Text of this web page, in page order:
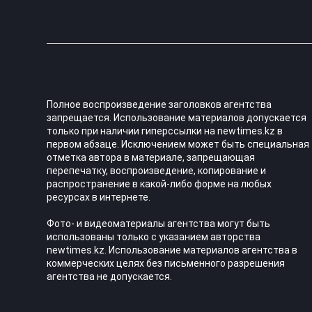
Полное воспроизведение заголовков агентства
запрещается. Использование материалов допускается
только при наличии гиперссылки на newtimes.kz в
первом абзаце. Исключением может быть специальная
отметка автора в материале, запрещающая
перепечатку, воспроизведение, копирование и
распространение в какой-либо форме на любых
ресурсах в интернете.
Фото- и видеоматериалы агентства могут быть
использованы только с указанием авторства
newtimes.kz. Использование материалов агентства в
коммерческих целях без письменного разрешения
агентства не допускается.